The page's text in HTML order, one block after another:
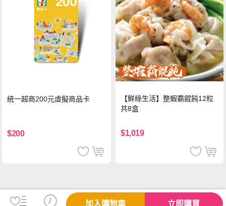
統一超商200元虛擬商品卡
$200
【鮮綠生活】整蝦霸餛飩12粒
共8盒
$1,019
加入購物車 立即購買